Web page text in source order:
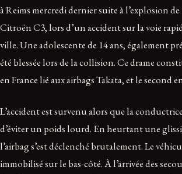
à Reims mercredi dernier suite à l’explosion de
Citroën C3, lors d’un accident sur la voie
ville. Une adolescente de 14 ans, également
été blessée lors de la collision. Ce drame
en France lié aux airbags Takata, et le second
L’accident est survenu alors que la
d’éviter un poids lourd. En heurtant une
l’airbag s’est déclenché brutalement. Le
immobilisé sur le bas-côté. À l’arrivée des